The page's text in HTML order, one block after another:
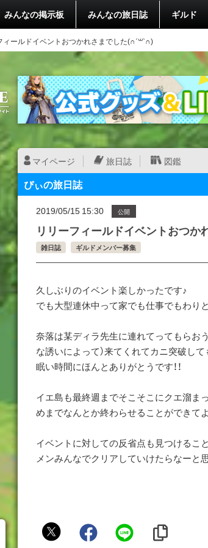
みんなの掲示板 みんなの旅日誌 ギルド
ィールドイベントおつかれさまでした(∩ˊ꒳​ˋ∩)
マイページ 旅日誌 図鑑
ぴぃの旅日誌
2019/05/15 15:30 公開
リリーフィールドイベントおつか
雑日誌 ギルドメンバー募集
久しぶりのイベント楽しかったです♪
でも大型連休中って家でも仕事でもわり
奈落は某ディラ先生に連れてってもらお
な誘いによって）来てくれてカニ突破して
眠い時間にほんとありがとうです！！
イエ島も最終週までそこそこにクエ溜ま
めまでなんとか終わらせることができてよ
イベントに対しての反省点も見つけるこ
メンみんなでクリアしていけたらなーと
ぴ